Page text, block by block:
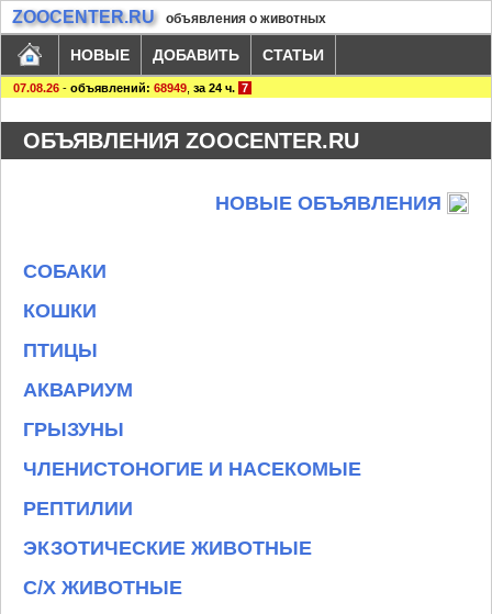
ZOOCENTER.RU объявления о животных
НОВЫЕ ДОБАВИТЬ СТАТЬИ
07.08.26 - объявлений: 68949 за 24 ч. 7
ОБЪЯВЛЕНИЯ ZOOCENTER.RU
НОВЫЕ ОБЪЯВЛЕНИЯ
СОБАКИ
КОШКИ
ПТИЦЫ
АКВАРИУМ
ГРЫЗУНЫ
ЧЛЕНИСТОНОГИЕ И НАСЕКОМЫЕ
РЕПТИЛИИ
ЭКЗОТИЧЕСКИЕ ЖИВОТНЫЕ
С/Х ЖИВОТНЫЕ